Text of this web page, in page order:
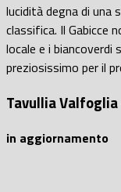
lucidità degna di una
classifica. Il Gabicce
locale e i biancoverdi
preziosissimo per il
Tavullia
in aggiornamento